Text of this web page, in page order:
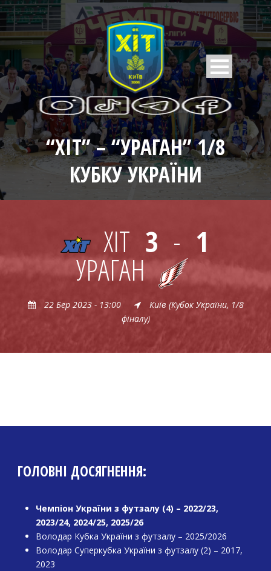
“ХІТ” – “УРАГАН” 1/8
КУБКУ УКРАЇНИ
ХІТ 3 - 1
УРАГАН
22 Бер 2023 - 13:00
Київ (Кубок України, 1/8
фіналу)
ГОЛОВНІ ДОСЯГНЕННЯ:
Чемпіон України з футзалу (4) – 2022/23,
2023/24, 2024/25, 2025/26
Володар Кубка України з футзалу – 2025/2026
Володар Суперкубка України з футзалу (2) – 2017,
2023